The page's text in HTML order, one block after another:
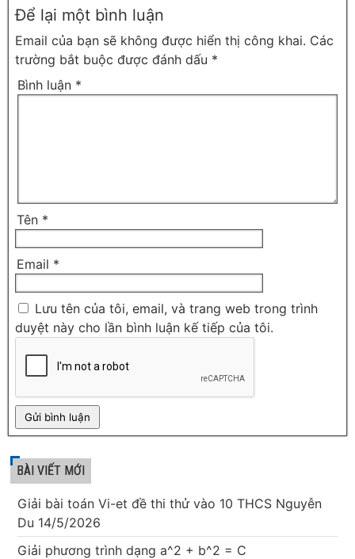
Để lại một bình luận
Email của bạn sẽ không được hiển thị công khai. Các
trường bắt buộc được đánh dấu *
Bình luận *
Tên *
Email *
Lưu tên của tôi, email, và trang web trong trình
duyệt này cho lần bình luận kế tiếp của tôi.
BÀI VIẾT MỚI
Giải bài toán Vi-et đề thi thử vào 10 THCS Nguyễn
Du 14/5/2026
Giải phương trình dạng a^2 + b^2 = C